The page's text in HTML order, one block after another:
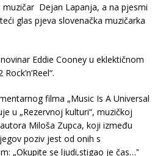
muzičar Dejan Lapanja, a na pjesmi
glas pjeva slovenačka muzičarka
Eddie Cooney u eklektičnom
filma „Music Is A Universal
u „Rezervnoj kulturi“, muzičkoj
Miloša Zupca, koji između
poziv jest od onih s
„Okupite se ljudi,stigao je čas…ˮ